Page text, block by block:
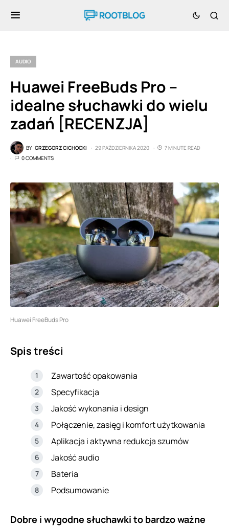
AUDIO
Huawei FreeBuds Pro –
idealne słuchawki do wielu
zadań [RECENZJA]
BY GRZEGORZ CICHOCKI 29 PAŹDZIERNIKA 2020
7 MINUTE READ
0 COMMENTS
Huawei FreeBuds Pro
Spis treści
Zawartość opakowania
Specyfikacja
Jakość wykonania i design
Połączenie, zasięg i komfort użytkowania
Aplikacja i aktywna redukcja szumów
Jakość audio
Bateria
Podsumowanie
Dobre i wygodne słuchawki to bardzo ważne